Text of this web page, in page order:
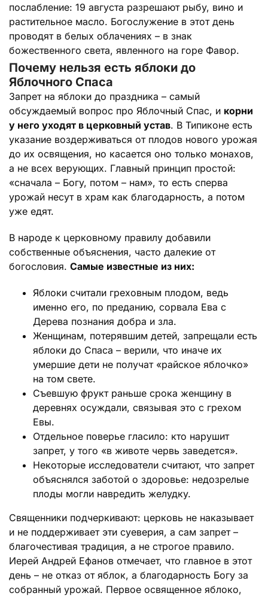
послабление: 19 августа разрешают рыбу, вино и
растительное масло. Богослужение в этот день
проводят в белых облачениях – в знак
божественного света, явленного на горе Фавор.
Почему нельзя есть яблоки до
Яблочного Спаса
Запрет на яблоки до праздника – самый
обсуждаемый вопрос про Яблочный Спас, и корни
у него уходят в церковный устав. В Типиконе есть
указание воздерживаться от плодов нового урожая
до их освящения, но касается оно только монахов,
а не всех верующих. Главный принцип простой:
«сначала – Богу, потом – нам», то есть сперва
урожай несут в храм как благодарность, а потом
уже едят.
В народе к церковному правилу добавили
собственные объяснения, часто далекие от
богословия. Самые известные из них:
Яблоки считали греховным плодом, ведь
именно его, по преданию, сорвала Ева с
Дерева познания добра и зла.
Женщинам, потерявшим детей, запрещали есть
яблоки до Спаса – верили, что иначе их
умершие дети не получат «райское яблочко»
на том свете.
Съевшую фрукт раньше срока женщину в
деревнях осуждали, связывая это с грехом
Евы.
Отдельное поверье гласило: кто нарушит
запрет, у того «в животе червь заведется».
Некоторые исследователи считают, что запрет
объяснялся заботой о здоровье: недозрелые
плоды могли навредить желудку.
Священники подчеркивают: церковь не наказывает
и не поддерживает эти суеверия, а сам запрет –
благочестивая традиция, а не строгое правило.
Иерей Андрей Ефанов отмечает, что главное в этот
день – не отказ от яблок, а благодарность Богу за
собранный урожай. Первое освященное яблоко,